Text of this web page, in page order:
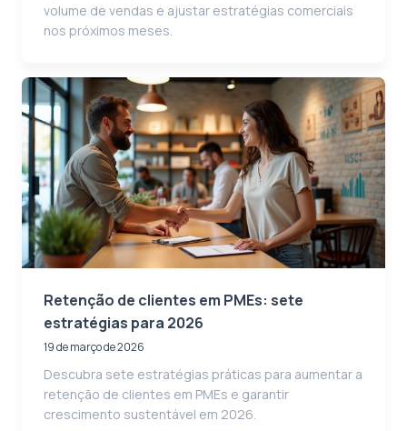
volume de vendas e ajustar estratégias comerciais
nos próximos meses.
Retenção de clientes em PMEs: sete
estratégias para 2026
19 de março de 2026
Descubra sete estratégias práticas para aumentar a
retenção de clientes em PMEs e garantir
crescimento sustentável em 2026.